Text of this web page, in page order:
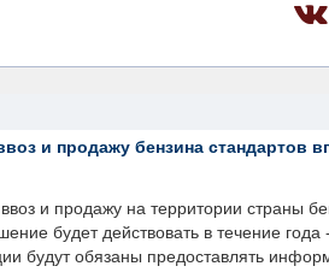
и продажу бензина стандартов
и продажу на территории страны
будет действовать в течение
будут обязаны предоставлять